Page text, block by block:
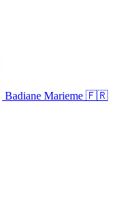
Badiane Marieme 🇫🇷